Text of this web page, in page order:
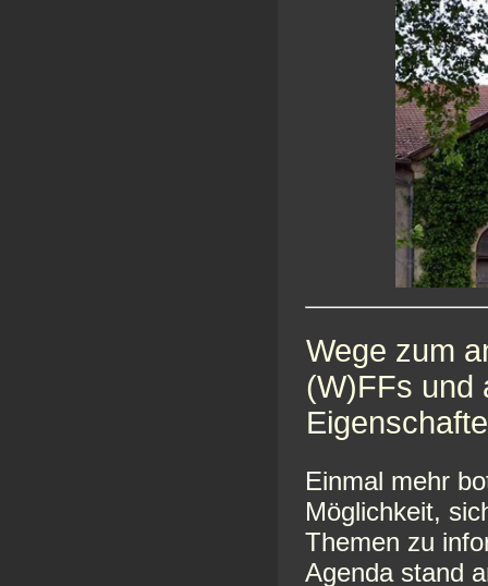
Wege zum
(W)FFs und
Einmal mehr
Möglichkeit,
Themen zu
Agenda stand